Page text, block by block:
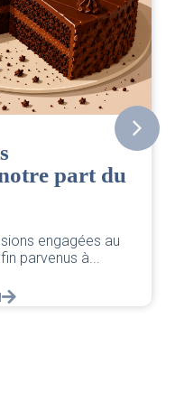
part du
engagées au
parvenus à...